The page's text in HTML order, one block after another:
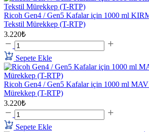
Ricoh Gen4 / Gen5 Kafalar için 1000 ml
Tekstil Mürekkep (T-RTP)
3.220₺
Sepete Ekle
Ricoh Gen4 / Gen5 Kafalar için 1000 ml
Mürekkep (T-RTP)
3.220₺
Sepete Ekle